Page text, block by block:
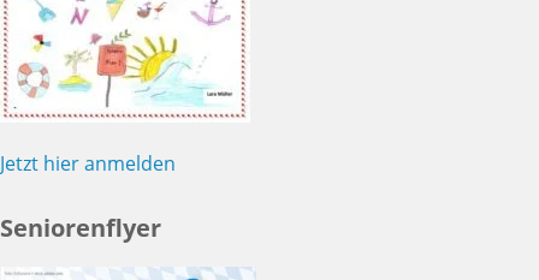
Jetzt hier anmelden
Seniorenflyer